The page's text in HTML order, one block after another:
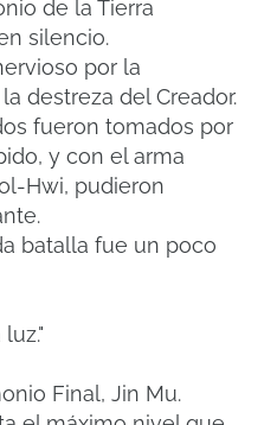
de la Tierra
silencio.
por la
destreza del Creador.
fueron tomados por
y con el arma
Hwi, pudieron
batalla fue un poco
Final, Jin Mu.